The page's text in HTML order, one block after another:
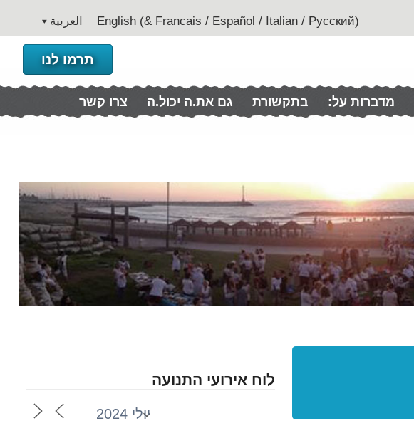
(English (& Francais / Español / Italian / Pусский العربية
תרמו לנו
מדברות על: בתקשורת גם את.ה יכול.ה צרו קשר
לוח אירועי התנועה